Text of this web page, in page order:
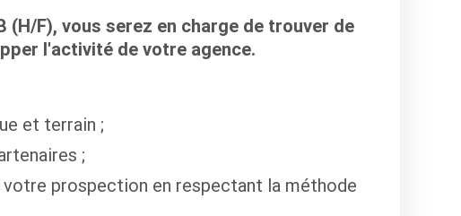
(H/F), vous serez en charge de trouver de
l'activité de votre agence.
et terrain ;
;
prospection en respectant la méthode